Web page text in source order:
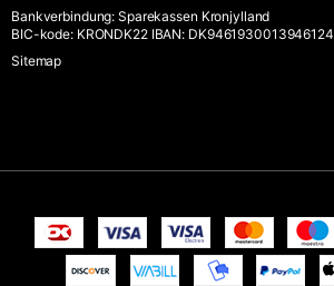
Bankverbindung: Sparekassen Kronjylland
BIC-kode: KRONDK22 IBAN: DK9461930013946124
Sitemap